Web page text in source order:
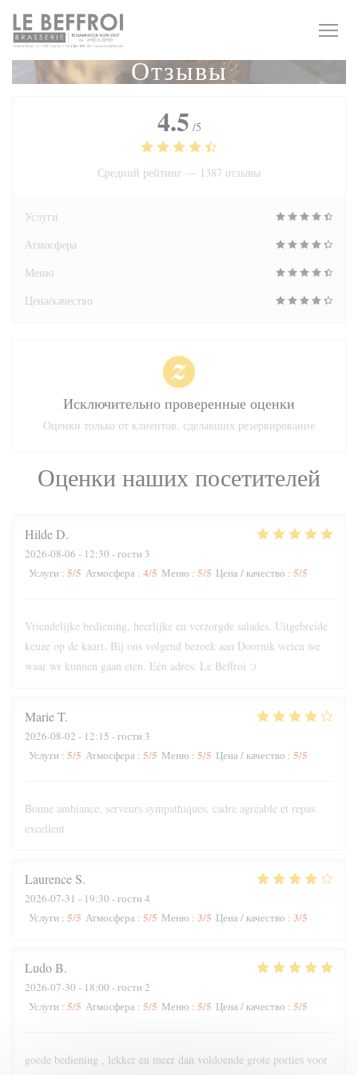
Панель управления cookies
Отзывы
Оценки наших посетителей
HildeD
2026-08-06 - 12:30 - гости 3
Услуги : 5/5 Атмосфера : 4/5 Меню : 5/5 Цена / качество : 5/5
Vriendelijke bediening, heerlijke en verzorgde salades. Uitgebreide
keuze op de kaart. Bij ons volgend bezoek aan Doornik weten we
waar wr kunnen gaan eten. Eén adres: Le Beffroi :)
MarieT
2026-08-02 - 12:15 - гости 3
Услуги : 5/5 Атмосфера : 5/5 Меню : 5/5 Цена / качество : 5/5
Bonne ambiance, serveurs sympathiques, cadre agréable et repas
excellent
Laurence S
2026-07-31 - 19:30 - гости 4
Услуги : 5/5 Атмосфера : 5/5 Меню : 3/5 Цена / качество : 3/5
LudoB
2026-07-30 - 18:00 - гости 2
Услуги : 5/5 Атмосфера : 5/5 Меню : 5/5 Цена / качество : 5/5
goede bediening , lekker en meer dan voldoende grote porties voor
4.5 /5
Средний рейтинг — 1387 отзывы
Услуги
Атмосфера
Меню
Цена/качество
Исключительно проверенные оценки
Оценки только от клиентов, сделавших резервирование